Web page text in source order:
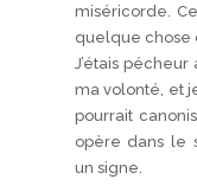
miséricorde. Ce
quelque chose
J’étais
ma volonté, et
pourrait
opère dans le
un signe.